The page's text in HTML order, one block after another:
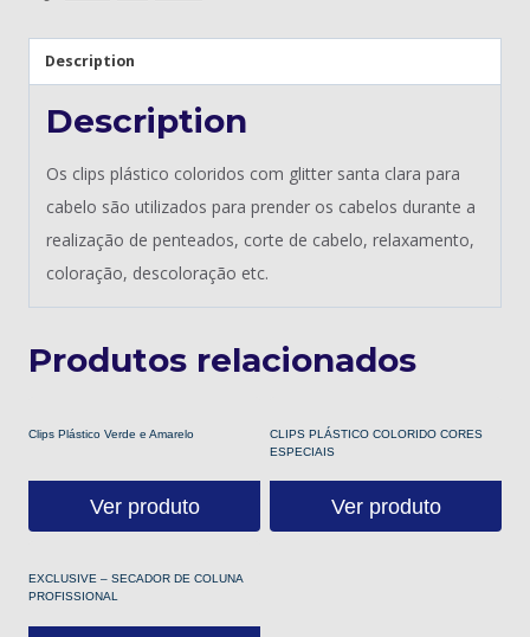
Description
Description
Os clips plástico coloridos com glitter santa clara para
cabelo são utilizados para prender os cabelos durante a
realização de penteados, corte de cabelo, relaxamento,
coloração, descoloração etc.
Produtos relacionados
Clips Plástico Verde e Amarelo
Ver produto
CLIPS PLÁSTICO COLORIDO CORES
ESPECIAIS
Ver produto
EXCLUSIVE – SECADOR DE COLUNA
PROFISSIONAL